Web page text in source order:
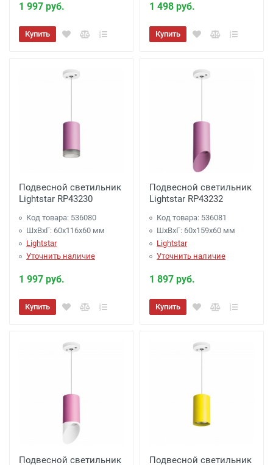
1 997 руб.
Купить
1 498 руб.
Купить
Подвесной светильник
Lightstar RP43230
Код товара: 536080
ШхВхГ: 60x116x60 мм
Lightstar
Уточнить наличие
1 997 руб.
Купить
Подвесной светильник
Lightstar RP43232
Код товара: 536081
ШхВхГ: 60x159x60 мм
Lightstar
Уточнить наличие
1 897 руб.
Купить
Подвесной светильник
Подвесной светильник